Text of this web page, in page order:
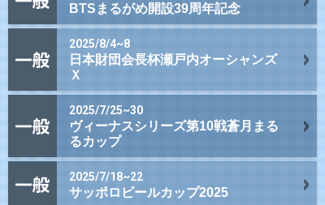
BTSまるがめ開設39周年記念
2025/8/4~8
日本財団会長杯瀬戸内オーシャンズ
Ｘ
2025/7/25~30
ヴィーナスシリーズ第10戦蒼月まる
るカップ
2025/7/18~22
サッポロビールカップ2025